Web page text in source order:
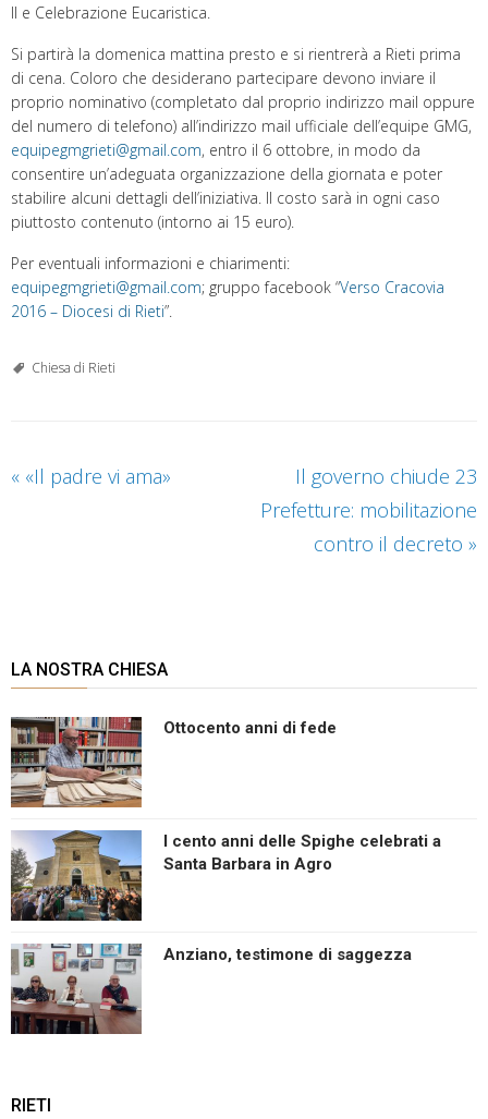
II e Celebrazione Eucaristica.
Si partirà la domenica mattina presto e si rientrerà a Rieti prima
di cena. Coloro che desiderano partecipare devono inviare il
proprio nominativo (completato dal proprio indirizzo mail oppure
del numero di telefono) all’indirizzo mail ufficiale dell’equipe GMG,
equipegmgrieti@gmail.com, entro il 6 ottobre, in modo da
consentire un’adeguata organizzazione della giornata e poter
stabilire alcuni dettagli dell’iniziativa. Il costo sarà in ogni caso
piuttosto contenuto (intorno ai 15 euro).
Per eventuali informazioni e chiarimenti:
equipegmgrieti@gmail.com; gruppo facebook “Verso Cracovia
2016 – Diocesi di Rieti”.
Chiesa di Rieti
« «Il padre vi ama»
Il governo chiude 23
Prefetture: mobilitazione
contro il decreto »
LA NOSTRA CHIESA
Ottocento anni di fede
I cento anni delle Spighe celebrati a
Santa Barbara in Agro
Anziano, testimone di saggezza
RIETI